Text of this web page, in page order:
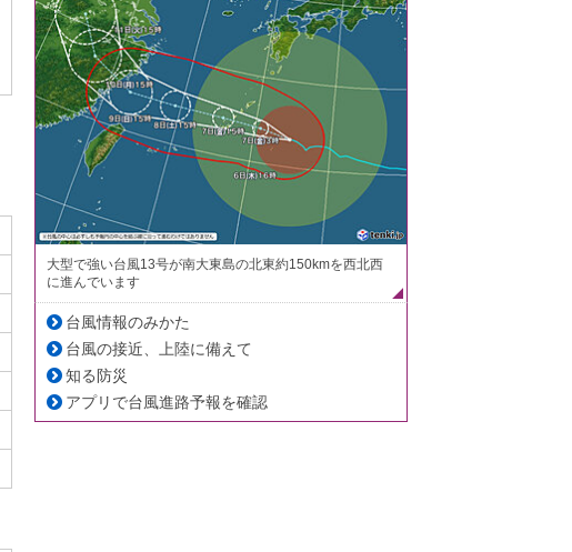
大型で強い台風13号が南大東島の北東約150kmを西北西
に進んでいます
台風情報のみかた
台風の接近、上陸に備えて
知る防災
アプリで台風進路予報を確認